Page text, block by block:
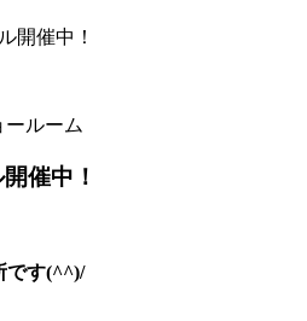
開催中！
ルーム
催中！
です(^^)/